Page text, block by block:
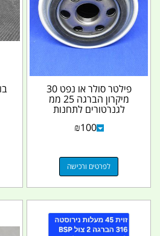
פילטר סולר או נפט 30
מיקרון הברגה 25 ממ
לגנרטורים לתחנות
ונפט...₪100
לפרטים ורכישה